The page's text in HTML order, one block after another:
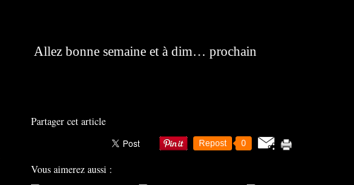
Allez bonne semaine et à dim… prochain
Partager cet article
Repost 0
Vous aimerez aussi :